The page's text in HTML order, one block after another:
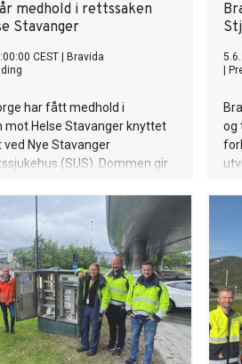
medhold i rettssaken
Stavanger
CEST
Bravida
har fått medhold i
mot Helse Stavanger knyttet
ved Nye Stavanger
(SUS). Dommen gir
og